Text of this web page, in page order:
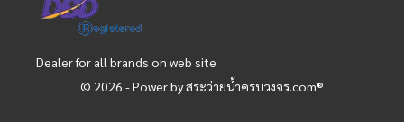
Dealer for all brands on web site
© 2026 - Power by สระว่ายน้ำครบวงจร.com®